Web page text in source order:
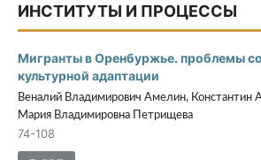
ИНСТИТУТЫ И ПРОЦЕССЫ
Мигранты в Оренбуржье. проблемы
культурной адаптации
Веналий Владимирович Амелин, Константин
Мария Владимировна Петрищева
74-108